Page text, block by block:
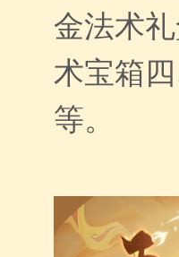
金法术
术宝箱
等。